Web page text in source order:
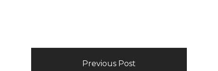
Previous Post